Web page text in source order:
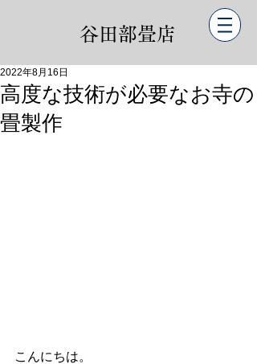
谷田部畳店
高度な技術が必要なお寺の
畳製作
2022年8月16日
こんにちは。